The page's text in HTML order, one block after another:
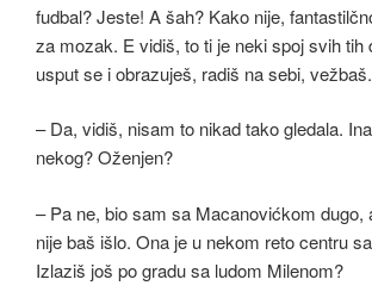
fudbal? Jeste! A šah? Kako nije,
za mozak. E vidiš, to ti je neki spoj svih tih
usput se i obrazuješ, radiš na sebi, vežbaš.
– Da, vidiš, nisam to nikad tako gledala.
nekog? Oženjen?
– Pa ne, bio sam sa Macanovićkom dugo,
nije baš išlo. Ona je u nekom reto centru
Izlaziš još po gradu sa ludom Milenom?